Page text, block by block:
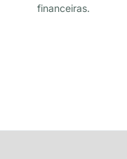
financeiras.